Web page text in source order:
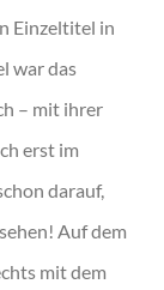
Einzeltitel in
war das
– mit ihrer
erst im
darauf,
Auf dem
mit dem